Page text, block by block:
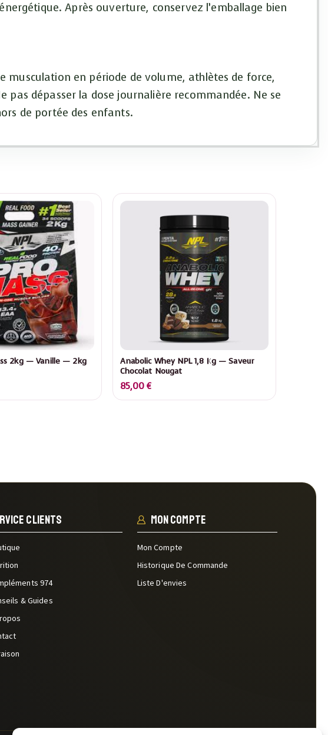
Après ouverture, conservez l’emballage bien
musculation en période de volume, athlètes de force,
pas dépasser la dose journalière recommandée. Ne se
de portée des enfants.
2kg — Vanille — 2kg
Anabolic Whey NPL 1,8 Kg — Saveur
Chocolat Nougat
85,00€
Clients
974
& Guides
Mon Compte
Mon Compte
Historique De Commande
Liste D'envies